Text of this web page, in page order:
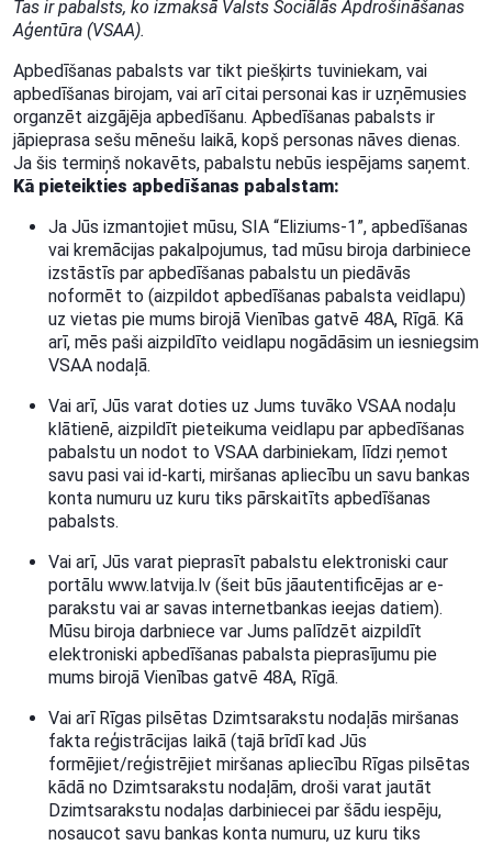
Tas ir pabalsts, ko izmaksā Valsts Sociālās Apdrošināšanas
Aģentūra (VSAA).
Apbedīšanas pabalsts var tikt piešķirts tuviniekam, vai
apbedīšanas birojam, vai arī citai personai kas ir uzņēmusies
organzēt aizgājēja apbedīšanu. Apbedīšanas pabalsts ir
jāpieprasa sešu mēnešu laikā, kopš personas nāves dienas.
Ja šis termiņš nokavēts, pabalstu nebūs iespējams saņemt.
Kā pieteikties apbedīšanas pabalstam:
Ja Jūs izmantojiet mūsu, SIA “Eliziums-1”, apbedīšanas
vai kremācijas pakalpojumus, tad mūsu biroja darbiniece
izstāstīs par apbedīšanas pabalstu un piedāvās
noformēt to (aizpildot apbedīšanas pabalsta veidlapu)
uz vietas pie mums birojā Vienības gatvē 48A, Rīgā. Kā
arī, mēs paši aizpildīto veidlapu nogādāsim un iesniegsim
VSAA nodaļā.
Vai arī, Jūs varat doties uz Jums tuvāko VSAA nodaļu
klātienē, aizpildīt pieteikuma veidlapu par apbedīšanas
pabalstu un nodot to VSAA darbiniekam, līdzi ņemot
savu pasi vai id-karti, miršanas apliecību un savu bankas
konta numuru uz kuru tiks pārskaitīts apbedīšanas
pabalsts.
Vai arī, Jūs varat pieprasīt pabalstu elektroniski caur
portālu www.latvija.lv (šeit būs jāautentificējas ar e-
parakstu vai ar savas internetbankas ieejas datiem).
Mūsu biroja darbniece var Jums palīdzēt aizpildīt
elektroniski apbedīšanas pabalsta pieprasījumu pie
mums birojā Vienības gatvē 48A, Rīgā.
Vai arī Rīgas pilsētas Dzimtsarakstu nodaļās miršanas
fakta reģistrācijas laikā (tajā brīdī kad Jūs
formējiet/reģistrējiet miršanas apliecību Rīgas pilsētas
kādā no Dzimtsarakstu nodaļām, droši varat jautāt
Dzimtsarakstu nodaļas darbiniecei par šādu iespēju,
nosaucot savu bankas konta numuru, uz kuru tiks